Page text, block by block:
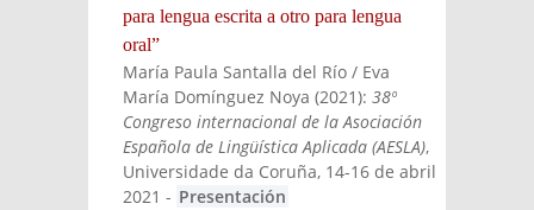
para lengua escrita a otro para lengua
oral”
María Paula Santalla del Río / Eva
María Domínguez Noya (2021):38º
Congreso internacional de la Asociación
Española de Lingüística Aplicada (AESLA),
Universidade da Coruña, 14-16 de abril
2021 - Presentación